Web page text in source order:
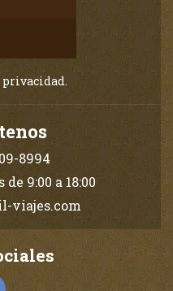
privacidad.
8994
9:00 a 18:00
viajes.com